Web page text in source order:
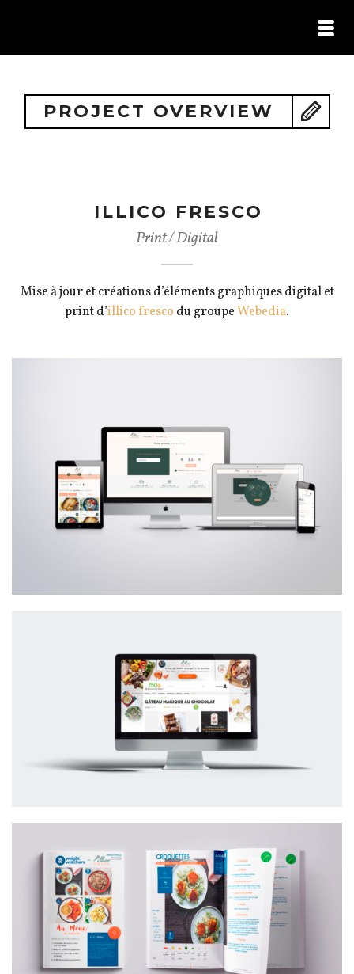
ILS M’ONT FAIT CONFIANCE /
CONTACT
PROJECT OVERVIEW
ILLICO FRESCO
Print / Digital
Mise à jour et créations d’éléments graphiques digital et
print d’illico fresco du groupeWebedia.